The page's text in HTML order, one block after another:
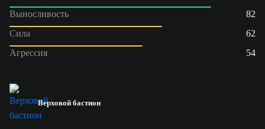
Выносливость
82
Сила
62
Агрессия
54
Верховой бастион